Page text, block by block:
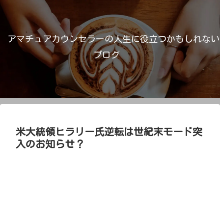
アマチュアカウンセラーの人生に役立つかもしれない
ブログ
米大統領ヒラリー氏逆転は世紀末モード突
入のお知らせ？